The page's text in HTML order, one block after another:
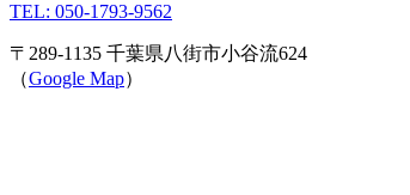
TEL: 050-1793-9562
〒289-1135 千葉県八街市小谷流624
（Google Map）